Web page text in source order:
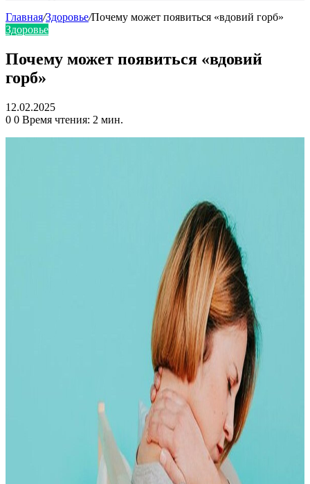
Главная/Здоровье/Почему может появиться «вдовий горб»
Здоровье
Почему может появиться «вдовий
горб»
12.02.2025
0 0 Время чтения: 2 мин.